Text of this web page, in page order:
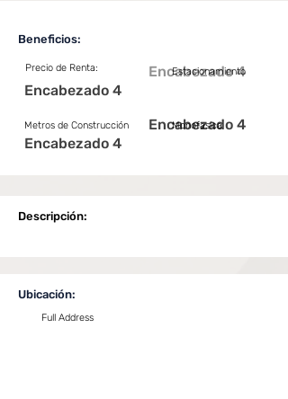
Beneficios:
Precio de Renta:
Encabezado 4
Encabezado 4
Estacionamiento
Metros de Construcción
Encabezado 4
Encabezado 4
Monofasica
Descripción:
Ubicación:
Full Address